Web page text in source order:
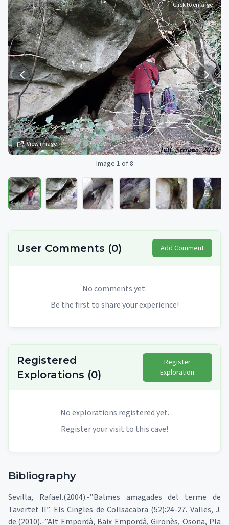
View image
Click to enlarge
Image 1 of 8
User Comments (0) Add Comment
No comments yet.
Be the first to share your experience!
Registered
Explorations (0)
Register
Exploration
No explorations registered yet.
Register your visit to this cave!
Bibliography
Sevilla, Rafael.(2004).-”Balmes amagades del terme de
Tavertet II”. Els Cingles de Collsacabra (52):24-27. Valles, J.
de.(2010).-”Alt Empordà, Baix Empordà, Gironès, Osona, Pla